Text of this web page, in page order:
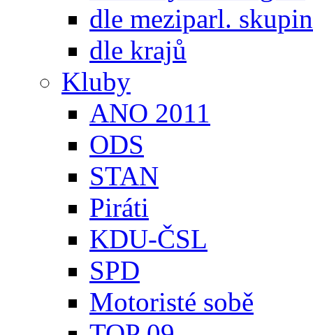
dle meziparl. skupin
dle krajů
Kluby
ANO 2011
ODS
STAN
Piráti
KDU-ČSL
SPD
Motoristé sobě